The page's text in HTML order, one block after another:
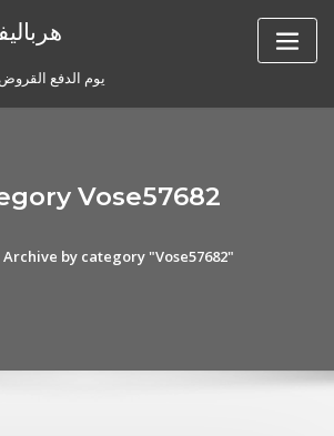
يوم الدفع
Vose57682
Archive by category "Vose57682"